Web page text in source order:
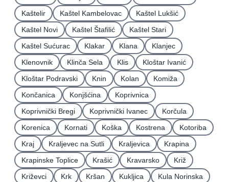
Kaštelir
Kaštel Kambelovac
Kaštel Lukšić
Kaštel Novi
Kaštel Štafilić
Kaštel Stari
Kaštel Sućurac
Klakar Klana
Klanjec
Klenovnik
Klinča Sela Klis
Kloštar Ivanić
Kloštar Podravski
Knin Kolan
Komiža
Končanica
Konjšćina
Koprivnica
Koprivnički Bregi
Koprivnički Ivanec
Korčula
Korenica
Kornati Koška Kostrena
Kotoriba
Kraj
Kraljevec na Sutli Kraljevica
Krapina
Krapinske Toplice
Krašić Kravarsko
Križ
Križevci
Krk Kršan Kukljica
Kula Norinska